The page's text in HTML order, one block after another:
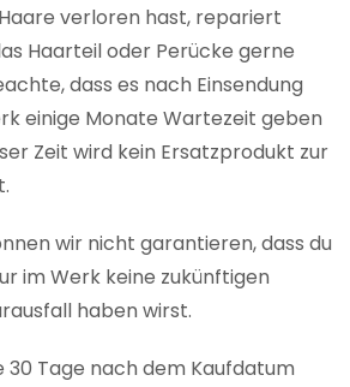
verloren hast, repariert
Haarteil oder Perücke gerne
dass es nach Einsendung
einige Monate Wartezeit geben
Zeit wird kein Ersatzprodukt zur
wir nicht garantieren, dass du
im Werk keine zukünftigen
haben wirst.
30 Tage nach dem Kaufdatum